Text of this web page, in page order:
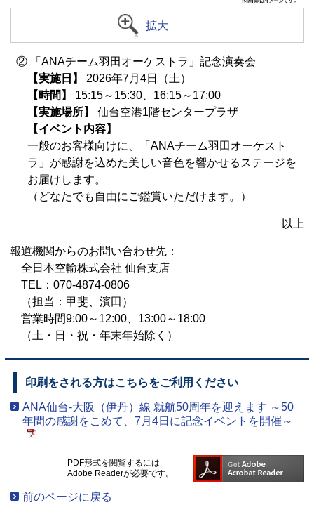
拡大
② 「ANAチーム羽田オーケストラ」記念演奏会
【実施日】
2026年7月4日（土）
【時間】
15:15～15:30、16:15～17:00
【実施場所】
仙台空港1階センタープラザ
【イベント内容】
一般のお客様向けに、「ANAチーム羽田オーケスト
ラ」が感謝を込めた美しい音色を響かせるステージを
お届けします。
（どなたでも自由にご鑑賞いただけます。）
以上
報道機関からのお問い合わせ先：
全日本空輸株式会社 仙台支店
TEL：070-4874-0806
（担当：甲斐、濱田）
営業時間9:00～12:00、13:00～18:00
（土・日・祝・年末年始除く）
印刷をされる方はこちらをご利用ください
ANA仙台-大阪（伊丹）線 就航50周年を迎えます ～50
年間の感謝をこめて、7月4日に記念イベントを開催～
PDF形式を閲覧するには
Adobe Readerが必要です。
前のページに戻る